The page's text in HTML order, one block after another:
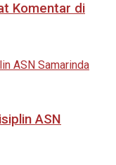
Komentar di
ASN